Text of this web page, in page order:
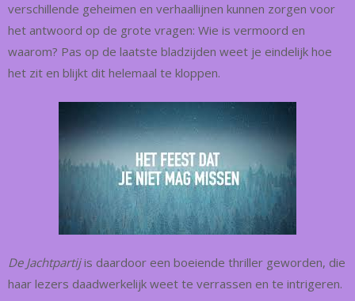
verschillende geheimen en verhaallijnen kunnen zorgen voor
het antwoord op de grote vragen: Wie is vermoord en
waarom? Pas op de laatste bladzijden weet je eindelijk hoe
het zit en blijkt dit helemaal te kloppen.
De Jachtpartijis daardoor een boeiende thriller geworden, die
haar lezers daadwerkelijk weet te verrassen en te intrigeren.